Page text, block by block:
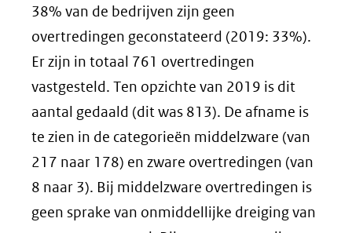
andere
website)
38% van de bedrijven zijn geen
overtredingen geconstateerd (2019: 33%).
Er zijn in totaal 761 overtredingen
vastgesteld. Ten opzichte van 2019 is dit
aantal gedaald (dit was 813). De afname is
te zien in de categorieën middelzware (van
217 naar 178) en zware overtredingen (van
8 naar 3). Bij middelzware overtredingen is
geen sprake van onmiddellijke dreiging van